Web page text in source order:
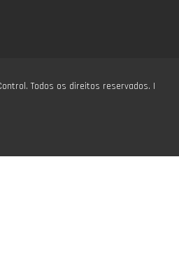
Todos os direitos reservados. |